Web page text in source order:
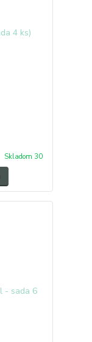
Skladom 30